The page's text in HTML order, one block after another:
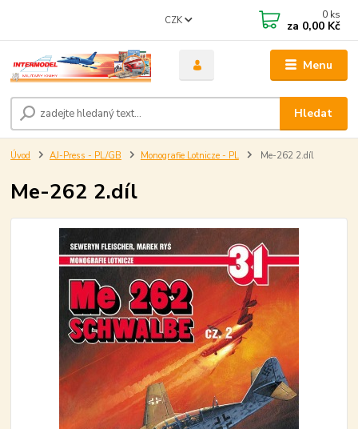
Menu
CZK
Hledat
0 ks
za 0,00 Kč
Úvod AJ-Press - PL/GB Monografie Lotnicze - PL Me-262 2.díl
Me-262 2.díl